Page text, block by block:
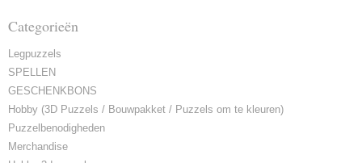
Categorieën
Legpuzzels
SPELLEN
GESCHENKBONS
Hobby (3D Puzzels / Bouwpakket / Puzzels om te kleuren)
Puzzelbenodigheden
Merchandise